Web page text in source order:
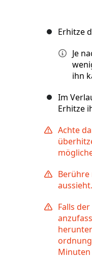
Erhitze
Je
ihn
Im
Erhitze
Achte
Berühre
aussieht.
Falls